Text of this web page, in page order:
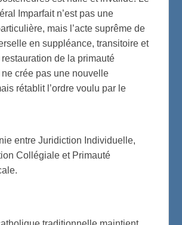
Imparfait n’est pas une
mais l’acte suprême de
en suppléance, transitoire et
de la primauté
crée pas une nouvelle
rétablit l’ordre voulu par le
entre Juridiction Individuelle,
Collégiale et Primauté